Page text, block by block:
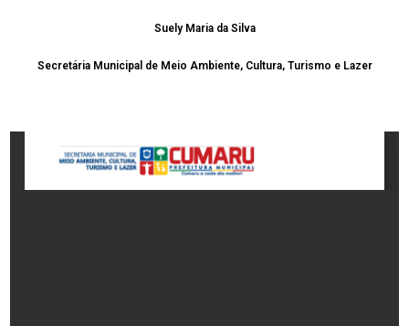
Suely Maria da Silva
Secretária Municipal de Meio Ambiente, Cultura, Turismo e Lazer